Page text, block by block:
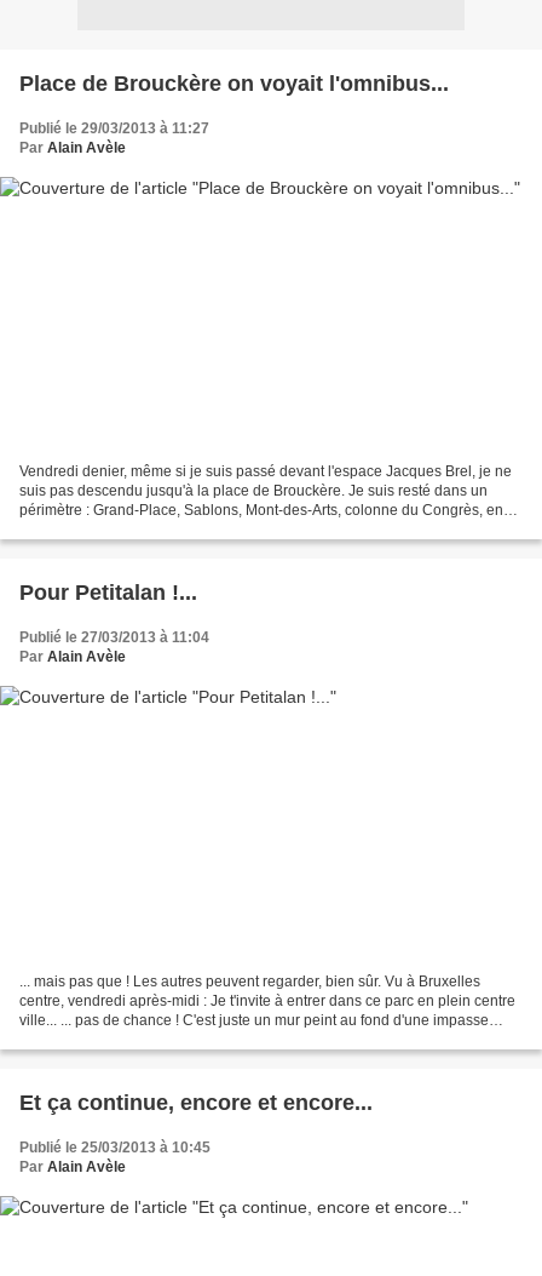
Place de Brouckère on voyait l'omnibus...
Publié le 29/03/2013 à 11:27
Par Alain Avèle
Vendredi denier, même si je suis passé devant l'espace Jacques Brel, je ne
suis pas descendu jusqu'à la place de Brouckère. Je suis resté dans un
périmètre : Grand-Place, Sablons, Mont-des-Arts, colonne du Congrès, en
Pour Petitalan !...
Publié le 27/03/2013 à 11:04
Par Alain Avèle
... mais pas que ! Les autres peuvent regarder, bien sûr. Vu à Bruxelles
centre, vendredi après-midi : Je t'invite à entrer dans ce parc en plein centre
ville... ... pas de chance ! C'est juste un mur peint au fond d'une impasse
Et ça continue, encore et encore...
Publié le 25/03/2013 à 10:45
Par Alain Avèle